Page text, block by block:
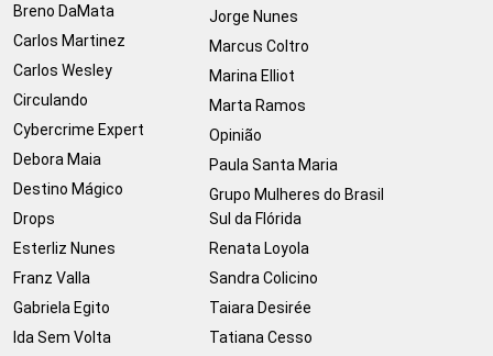
Breno DaMata
Carlos Martinez
Carlos Wesley
Circulando
Cybercrime Expert
Debora Maia
Destino Mágico
Drops
Esterliz Nunes
Franz Valla
Gabriela Egito
Ida Sem Volta
Jorge Nunes
Marcus Coltro
Marina Elliot
Marta Ramos
Opinião
Paula Santa Maria
Grupo Mulheres do Brasil
Sul da Flórida
Renata Loyola
Sandra Colicino
Taiara Desirée
Tatiana Cesso